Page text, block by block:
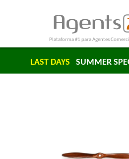
Plataforma #1 para Agentes
LAST DAYS SUMMER